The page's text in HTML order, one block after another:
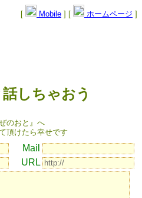
[ Mobile ] [ ホームページ ]
しちゃおう
のおと』へ
頂けたら幸せです
Mail
URL